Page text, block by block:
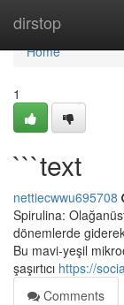
dirstop
Home
Home
1
```text
nettiecwwu695708
Spirulina:
dönemlerde
Bu mavi-yeşil
şaşırtıcı https://
Comments